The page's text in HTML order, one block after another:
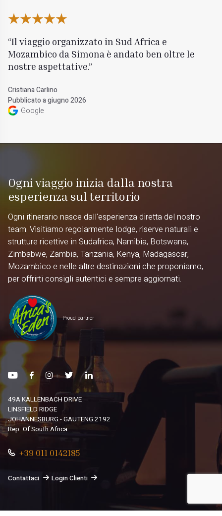
Il viaggio organizzato in Sud Africa e
Mozambico da Simona è andato ben oltre le
nostre aspettative.
Cristiana Carlino
Pubblicato a giugno 2026
Google
Ogni viaggio inizia dalla nostra
esperienza sul territorio
Ogni itinerario nasce dall'esperienza diretta del nostro
team. Visitiamo regolarmente lodge, riserve naturali e
strutture ricettive in Sudafrica, Namibia, Botswana,
Zimbabwe, Zambia, Tanzania, Kenya, Madagascar,
Mozambico e nelle altre destinazioni che proponiamo,
per offrirti consigli autentici e sempre aggiornati.
Proud partner
49A KALLENBACH DRIVE
LINSFIELD RIDGE
JOHANNESBURG - GAUTENG 2192
Rep. Of South Africa
+39 011 0142185
Contattaci Login Clienti